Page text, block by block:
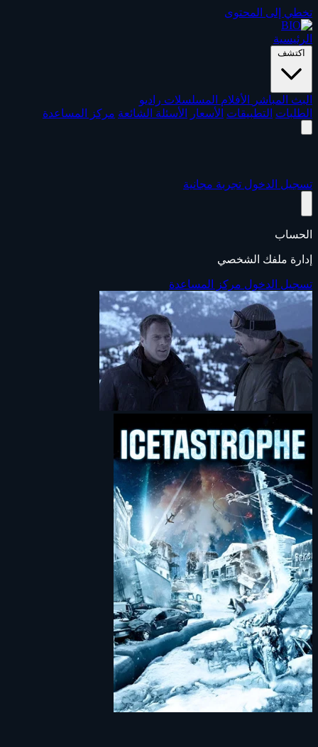
تخطي إلى المحتوى
الرئيسية
اكتشف
البث المباشر الأفلام المسلسلات راديو
الطلبات التطبيقات الأسعار الأسئلة الشائعة مركز المساعدة
تسجيل الدخول تجربة مجانية
الحساب
إدارة ملفك الشخصي
تسجيل الدخول مركز المساعدة